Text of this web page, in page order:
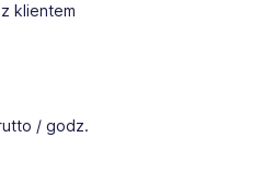
klientem
/ godz.